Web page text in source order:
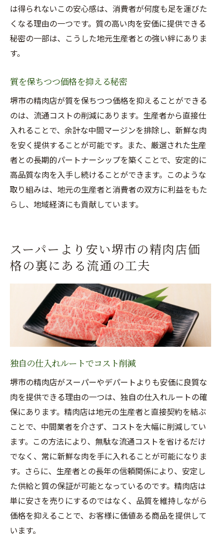
は得られないこの安心感は、消費者が何度も足を運びた
くなる理由の一つです。質の高い肉を安価に提供できる
秘密の一部は、こうした地元生産者との強い絆にありま
す。
質を保ちつつ価格を抑える秘密
堺市の精肉店が質を保ちつつ価格を抑えることができる
のは、流通コストの削減にあります。生産者から直接仕
入れることで、余計な中間マージンを排除し、新鮮な肉
を安く提供することが可能です。また、厳選された生産
者との長期的パートナーシップを築くことで、安定的に
高品質な肉を入手し続けることができます。このような
取り組みは、地元の生産者と消費者の双方に利益をもた
らし、地域経済にも貢献しています。
スーパーより安い堺市の精肉店価
格の裏にある流通の工夫
独自の仕入れルートでコスト削減
堺市の精肉店がスーパーやデパートよりも安価に良質な
肉を提供できる理由の一つは、独自の仕入れルートの確
保にあります。精肉店は地元の生産者と直接契約を結ぶ
ことで、中間業者を介さず、コストを大幅に削減してい
ます。この方法により、無駄な流通コストを省けるだけ
でなく、常に新鮮な肉を手に入れることが可能になりま
す。さらに、生産者との長年の信頼関係により、安定し
た供給と質の保証が可能となっているのです。精肉店は
単に安さを売りにするのではなく、品質を維持しながら
価格を抑えることで、お客様に価値ある商品を提供して
います。